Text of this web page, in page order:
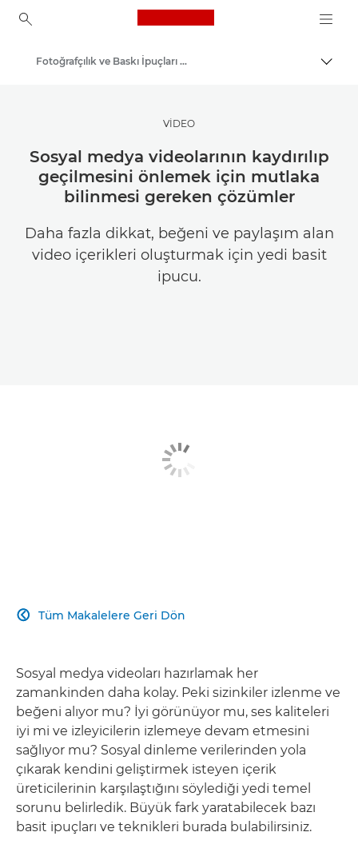
Canon Logo, back to
İçerik
İlham Alın | Fotoğrafçılık ve Baskı İpuçları ve Müşteri Kılavuzları
Fotoğrafçılık ve Baskı İpuçları ve Teknikleri
VİDEO
Sosyal medya videolarının kaydırılıp
geçilmesini önlemek için mutlaka
bilinmesi gereken çözümler
Daha fazla dikkat, beğeni ve paylaşım alan
video içerikleri oluşturmak için yedi basit
ipucu.
Tüm Makalelere Geri Dön

Sosyal medya videoları hazırlamak her
zamankinden daha kolay. Peki sizinkiler izlenme ve
beğeni alıyor mu? İyi görünüyor mu, ses kaliteleri
iyi mi ve izleyicilerin izlemeye devam etmesini
sağlıyor mu? Sosyal dinleme verilerinden yola
çıkarak kendini geliştirmek isteyen içerik
üreticilerinin karşılaştığını söylediği yedi temel
sorunu belirledik. Büyük fark yaratabilecek bazı
basit ipuçları ve teknikleri burada bulabilirsiniz.